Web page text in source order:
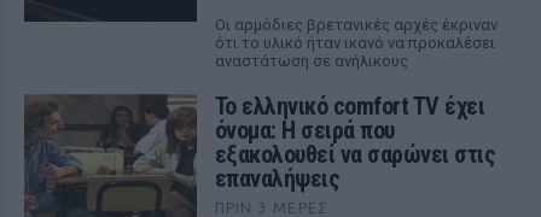
Οι αρμόδιες βρετανικές αρχές έκριναν
ότι το υλικό ήταν ικανό να προκαλέσει
αναστάτωση σε ανήλικους
Το ελληνικό comfort TV έχει
όνομα: Η σειρά που
εξακολουθεί να σαρώνει στις
επαναλήψεις
ΠΡΙΝ 3 ΜΈΡΕΣ